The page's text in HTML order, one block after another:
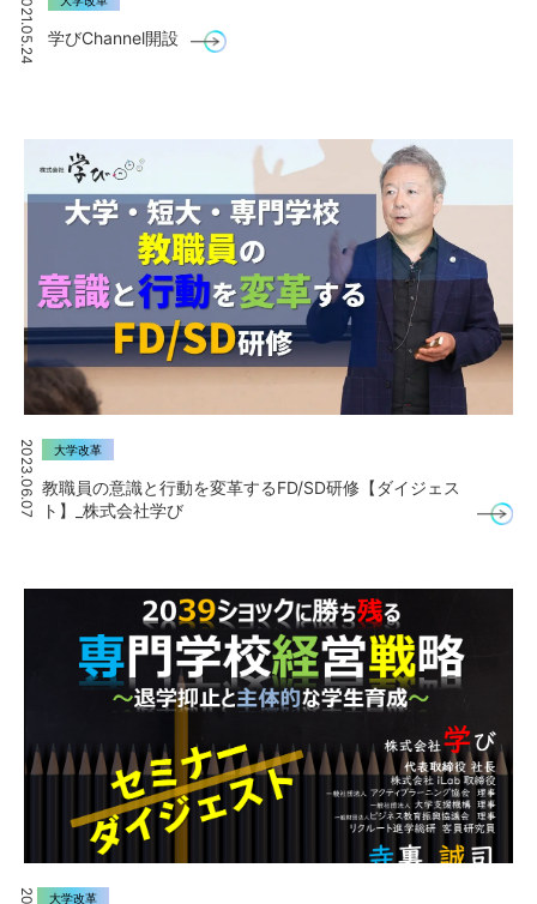
2021.05.24 学びChannel開設
2023.06.07 大学改革
教職員の意識と行動を変革するFD/SD研修【ダイジェス
ト】_株式会社学び
大学改革